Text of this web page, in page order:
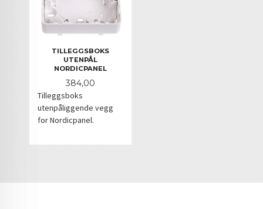
TILLEGGSBOKS
UTENPÅL
NORDICPANEL
Pris
384,00
Tilleggsboks
utenpåliggende vegg
for Nordicpanel.